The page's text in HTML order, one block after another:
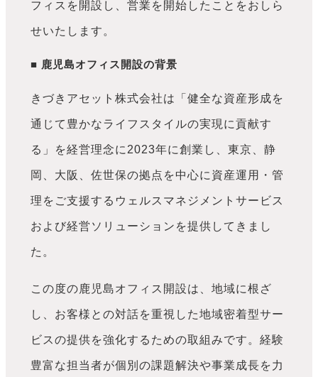
フィスを開設し、営業を開始したことをおしら
せいたします。
■ 鹿児島オフィス開設の背景
きづきアセット株式会社は「健全な資産形成を
通じて豊かなライフスタイルの実現に貢献す
る」を経営理念に2023年に創業し、東京、静
岡、大阪、佐世保の拠点を中心に資産運用・管
理をご支援するウェルスマネジメントサービス
および経営ソリューションを提供してきまし
た。
この度の鹿児島オフィス開設は、地域に根ざ
し、お客様との対話を重視した地域密着型サー
ビスの提供を強化するための取組みです。経験
豊富な担当者が個別の課題解決や事業成長を力